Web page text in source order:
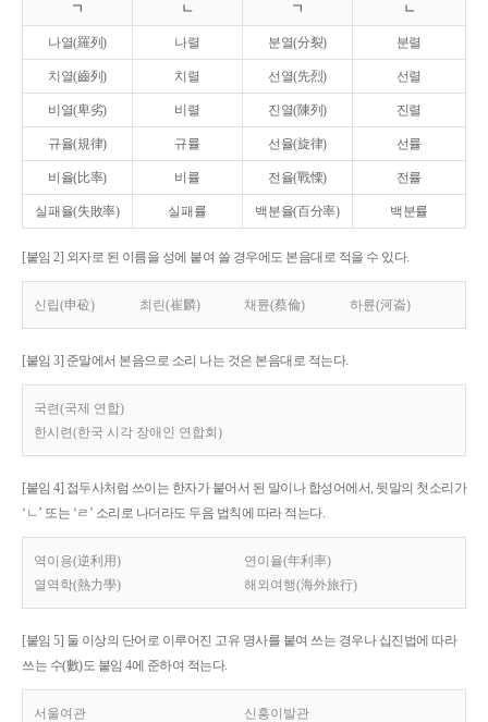
ㄱ ㄴ ㄱ ㄴ
나열(羅列) 나렬 분열(分裂) 분렬
치열(齒列) 치렬 선열(先烈) 선렬
비열(卑劣) 비렬 진열(陳列) 진렬
규율(規律) 규률 선율(旋律) 선률
비율(比率) 비률 전율(戰慄) 전률
실패율(失敗率) 실패률 백분율(百分率) 백분률
[붙임 2] 외자로 된 이름을 성에 붙여 쓸 경우에도 본음대로 적을 수 있다.
신립(申砬) 최린(崔麟) 채륜(蔡倫) 하륜(河崙)
[붙임 3] 준말에서 본음으로 소리 나는 것은 본음대로 적는다.
국련(국제 연합)
한시련(한국 시각 장애인 연합회)
[붙임 4] 접두사처럼 쓰이는 한자가 붙어서 된 말이나 합성어에서, 뒷말의 첫소리가
‘ㄴ’ 또는 ‘ㄹ’ 소리로 나더라도 두음 법칙에 따라 적는다.
역이용(逆利用)
연이율(年利率)
열역학(熱力學)
해외여행(海外旅行)
[붙임 5] 둘 이상의 단어로 이루어진 고유 명사를 붙여 쓰는 경우나 십진법에 따라
쓰는 수(數)도 붙임 4에 준하여 적는다.
서울여관 신흥이발관